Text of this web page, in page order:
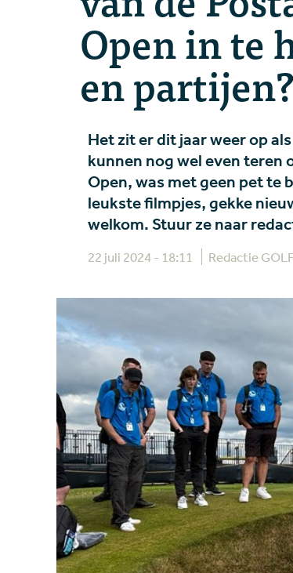
Open in te
en partijen?
Het zit er dit jaar weer op
kunnen nog wel even teren
Open, was met geen pet te
leukste filmpjes, gekke
welkom. Stuur ze naar
22 juli 2024 - 18:11 Redactie